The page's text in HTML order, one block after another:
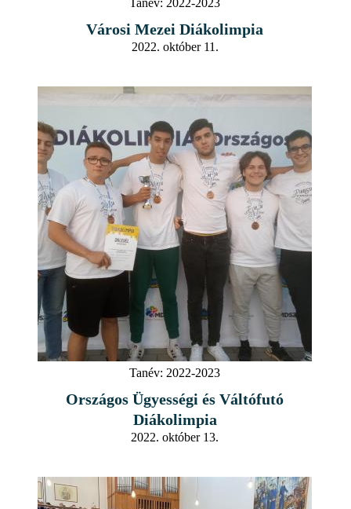
Városi Mezei Diákolimpia
2022. október 11.
Tanév: 2022-2023
Országos Ügyességi és Váltófutó
Diákolimpia
2022. október 13.